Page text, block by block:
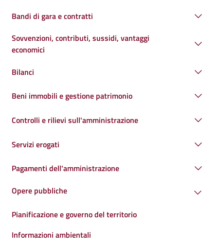
Bandi di gara e contratti
Sovvenzioni, contributi, sussidi, vantaggi
economici
Bilanci
Beni immobili e gestione patrimonio
Controlli e rilievi sull'amministrazione
Servizi erogati
Pagamenti dell'amministrazione
Opere pubbliche
Pianificazione e governo del territorio
Informazioni ambientali